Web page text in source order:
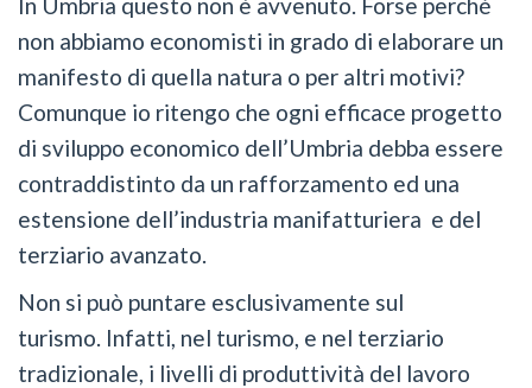
non abbiamo economisti in grado di elaborare un
manifesto di quella natura o per altri motivi?
Comunque io ritengo che ogni efficace progetto
di sviluppo economico dell’Umbria debba essere
contraddistinto da un rafforzamento ed una
estensione dell’industria manifatturiera e del
terziario avanzato.
Non si può puntare esclusivamente sul
turismo. Infatti, nel turismo, e nel terziario
tradizionale, i livelli di produttività del lavoro